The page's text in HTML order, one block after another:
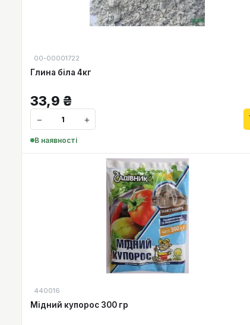
00-00001722
Глина біла 4кг
33,9 ₴
− +
В наявності
440016
Мідний купорос 300 гр